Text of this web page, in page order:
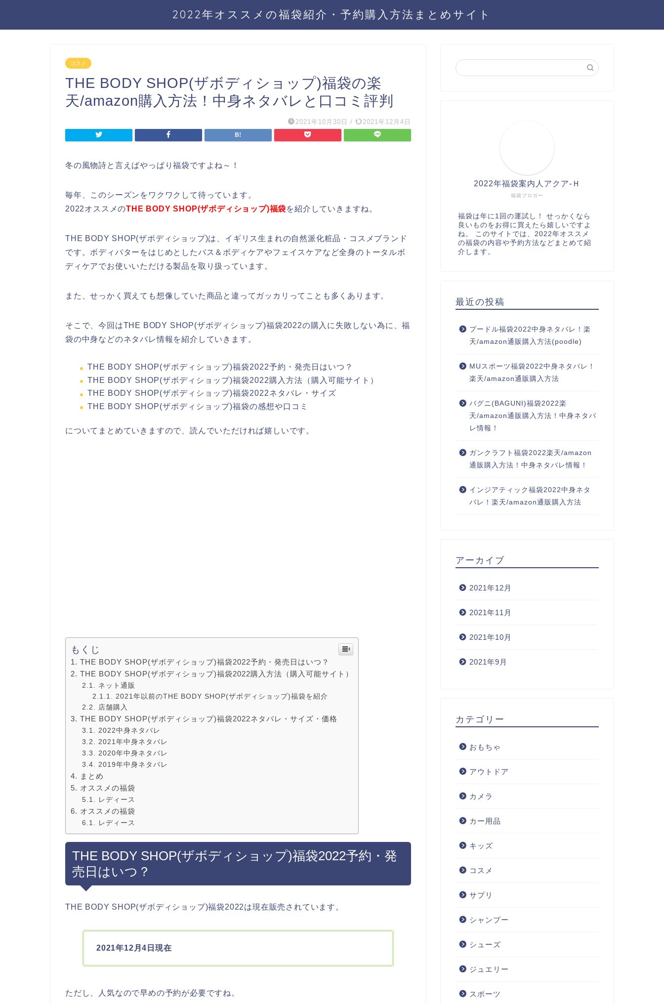
2022年オススメの福袋紹介・予約購入方法まとめサイト
コスメ
THE BODY SHOP(ザボディショップ)福袋の楽
天/amazon購入方法！中身ネタバレと口コミ評判
2021年10月30日 / 2021年12月4日
冬の風物詩と言えばやっぱり福袋ですよね～！
毎年、このシーズンをワクワクして待っています。
2022オススメのTHE BODY SHOP(ザボディショップ)福袋を紹介していきますね。
THE BODY SHOP(ザボディショップ)は、イギリス生まれの自然派化粧品・コスメブランド
です。ボディバターをはじめとしたバス＆ボディケアやフェイスケアなど全身のトータルボ
ディケアでお使いいただける製品を取り扱っています。
また、せっかく買えても想像していた商品と違ってガッカリってことも多くあります。
そこで、今回はTHE BODY SHOP(ザボディショップ)福袋2022の購入に失敗しない為に、福
袋の中身などのネタバレ情報を紹介していきます。
THE BODY SHOP(ザボディショップ)福袋2022予約・発売日はいつ？
THE BODY SHOP(ザボディショップ)福袋2022購入方法（購入可能サイト）
THE BODY SHOP(ザボディショップ)福袋2022ネタバレ・サイズ
THE BODY SHOP(ザボディショップ)福袋の感想や口コミ
についてまとめていきますので、読んでいただければ嬉しいです。
もくじ
THE BODY SHOP(ザボディショップ)福袋2022予約・発売日はいつ？
THE BODY SHOP(ザボディショップ)福袋2022購入方法（購入可能サイト）
ネット通販
2021年以前のTHE BODY SHOP(ザボディショップ)福袋を紹介
店舗購入
THE BODY SHOP(ザボディショップ)福袋2022ネタバレ・サイズ・価格
2022中身ネタバレ
2021年中身ネタバレ
2020年中身ネタバレ
2019年中身ネタバレ
まとめ
オススメの福袋
レディース
オススメの福袋
レディース
THE BODY SHOP(ザボディショップ)福袋2022予約・発
売日はいつ？
THE BODY SHOP(ザボディショップ)福袋2022は現在販売されています。
2021年12月4日現在
ただし、人気なので早めの予約が必要ですね。
福袋ブロガー
2022年福袋案内人アクア-Ｈ
福袋は年に1回の運試し！ せっかくなら
良いものをお得に買えたら嬉しいですよ
ね。 このサイトでは、2022年オススメ
の福袋の内容や予約方法などまとめて紹
介します。
最近の投稿
プードル福袋2022中身ネタバレ！楽
天/amazon通販購入方法(poodle)
MUスポーツ福袋2022中身ネタバレ！
楽天/amazon通販購入方法
バグニ(BAGUNI)福袋2022楽
天/amazon通販購入方法！中身ネタバ
レ情報！
ガンクラフト福袋2022楽天/amazon
通販購入方法！中身ネタバレ情報！
インジアティック福袋2022中身ネタ
バレ！楽天/amazon通販購入方法
アーカイブ
2021年12月
2021年11月
2021年10月
2021年9月
カテゴリー
おもちゃ
アウトドア
カメラ
カー用品
キッズ
コスメ
サプリ
シャンプー
シューズ
ジュエリー
スポーツ